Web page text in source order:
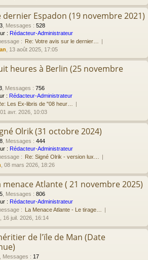
dernier Espadon (19 novembre 2021)
Messages : 528
: Rédacteur-Administrateur
: Re: Votre avis sur le dernier…
, 13 août 2025, 17:05
heures à Berlin (25 novembre
Messages : 756
: Rédacteur-Administrateur
Les Ex-libris de "08 heur…
, 01 avr. 2026, 10:03
Olrik (31 octobre 2024)
Messages : 444
: Rédacteur-Administrateur
: Re: Signé Olrik - version lux…
, 08 mars 2026, 18:26
menace Atlante ( 21 novembre 2025)
Messages : 806
: Rédacteur-Administrateur
: La Menace Atlante - Le tirage…
, 16 juil. 2026, 16:14
de l'ïle de Man (Date
Messages : 17